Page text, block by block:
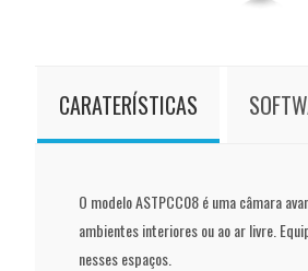
CARATERÍSTICAS
O modelo ASTPCC08 é uma câmara
ambientes interiores ou ao ar livre.
nesses espaços.